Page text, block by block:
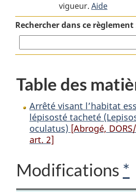
lépisosté
tacheté
du
lépisosté
tacheté
oculatus)
vigueur. Aide
Rechercher dans ce règlement
Table des
Arrêté visant l’habitat
lépisosté tacheté
oculatus) [Abrogé,
art. 2]
Modifications *